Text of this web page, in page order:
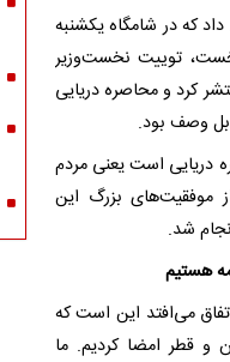
که در شامگاه یکشنبه
اتفاق افتاد؛ نخست، توییت نخست‌وزیر
کرد و محاصره دریایی
وصف بود.
دریایی است یعنی مردم
موفقیت‌های بزرگ این
شد.
می‌افتد این است که
و قطر امضا کردیم. ما